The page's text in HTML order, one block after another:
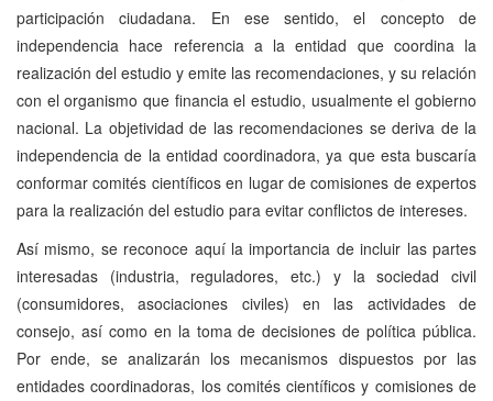
participación ciudadana. En ese sentido, el concepto de
independencia hace referencia a la entidad que coordina la
realización del estudio y emite las recomendaciones, y su relación
con el organismo que financia el estudio, usualmente el gobierno
nacional. La objetividad de las recomendaciones se deriva de la
independencia de la entidad coordinadora, ya que esta buscaría
conformar comités científicos en lugar de comisiones de expertos
para la realización del estudio para evitar conflictos de intereses.
Así mismo, se reconoce aquí la importancia de incluir las partes
interesadas (industria, reguladores, etc.) y la sociedad civil
(consumidores, asociaciones civiles) en las actividades de
consejo, así como en la toma de decisiones de política pública.
Por ende, se analizarán los mecanismos dispuestos por las
entidades coordinadoras, los comités científicos y comisiones de